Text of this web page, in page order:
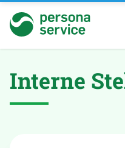
persona service
Interne